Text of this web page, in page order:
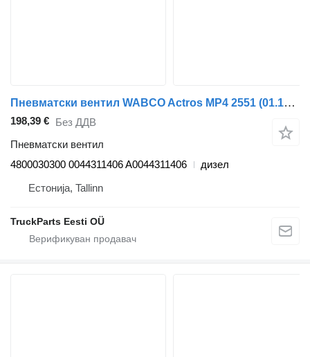
Пневматски вентил WABCO Actros MP4 2551 (01.13-) 4800030300 за камион Mercedes-Benz Actros MP4 Antos Arocs (2012-)
198,39 € Без ДДВ
Пневматски вентил
4800030300 0044311406 A0044311406
дизел
Естонија, Tallinn
TruckParts Eesti OÜ